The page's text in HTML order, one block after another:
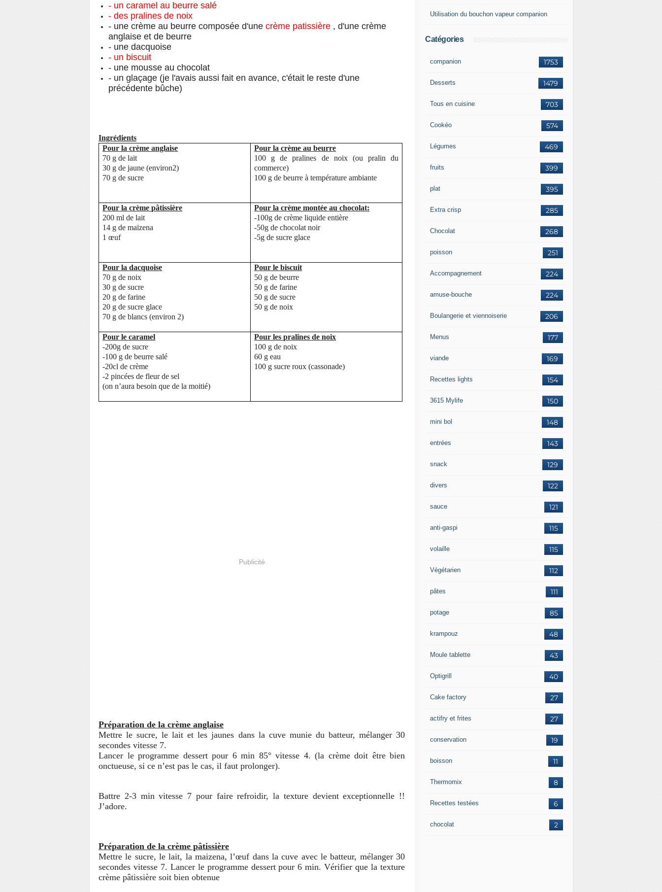
- un caramel au beurre salé
- des pralines de noix
- une crème au beurre composée d'une crème patissière , d'une crème
anglaise et de beurre
- une dacquoise
- un biscuit
- une mousse au chocolat
- un glaçage (je l'avais aussi fait en avance, c'était le reste d'une
précédente bûche)
Ingrédients
Pour la crème anglaise
70 g de lait
30 g de jaune (environ2)
70 g de sucre
Pour la crème au beurre
100 g de pralines de noix (ou pralin du
commerce)
100 g de beurre à température ambiante
Pour la crème pâtissière
200 ml de lait
14 g de maïzena
1 œuf
Pour la crème montée au chocolat:
-100g de crème liquide entière
-50g de chocolat noir
-5g de sucre glace
Pour la dacquoise
70 g de noix
30 g de sucre
20 g de farine
20 g de sucre glace
70 g de blancs (environ 2)
Pour le biscuit
50 g de beurre
50 g de farine
50 g de sucre
50 g de noix
Pour le caramel
-200g de sucre
-100 g de beurre salé
-20cl de crème
-2 pincées de fleur de sel
(on n’aura besoin que de la moitié)
Pour les pralines de noix
100 g de noix
60 g eau
100 g sucre roux (cassonade)
Publicité
Préparation de la crème anglaise
Mettre le sucre, le lait et les jaunes dans la cuve munie du batteur, mélanger 30
secondes vitesse 7.
Lancer le programme dessert pour 6 min 85° vitesse 4. (la crème doit être bien
onctueuse, si ce n’est pas le cas, il faut prolonger).
Battre 2-3 min vitesse 7 pour faire refroidir, la texture devient exceptionnelle !!
J’adore.
Préparation de la crème pâtissière
Mettre le sucre, le lait, la maizena, l’œuf dans la cuve avec le batteur, mélanger 30
secondes vitesse 7. Lancer le programme dessert pour 6 min. Vérifier que la texture
crème pâtissière soit bien obtenue
Utilisation du bouchon vapeur companion
Catégories
1753
companion
1479
Desserts
703
Tous en cuisine
574
Cookéo
469
Légumes
399
fruits
395
plat
285
Extra crisp
268
Chocolat
251
poisson
224
Accompagnement
224
amuse-bouche
206
Boulangerie et viennoiserie
177
Menus
169
viande
154
Recettes lights
150
3615 Mylife
148
mini bol
143
entrées
129
snack
122
divers
121
sauce
115
anti-gaspi
115
volaille
112
Végétarien
111
pâtes
85
potage
48
krampouz
43
Moule tablette
40
Optigrill
27
Cake factory
27
actifry et frites
19
conservation
11
boisson
8
Thermomix
6
Recettes testées
2
chocolat